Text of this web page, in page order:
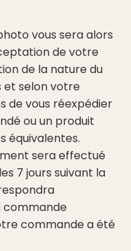
vous sera alors
de votre
de la nature du
et selon votre
de vous réexpédier
ou un produit
équivalentes.
sera effectué
7 jours suivant la
commande
commande a été